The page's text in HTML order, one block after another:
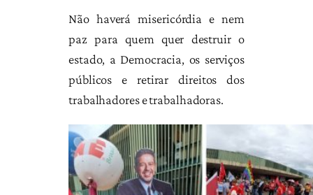
Não haverá misericórdia e nem
paz para quem quer destruir o
estado, a Democracia, os serviços
públicos e retirar direitos dos
trabalhadores e trabalhadoras.